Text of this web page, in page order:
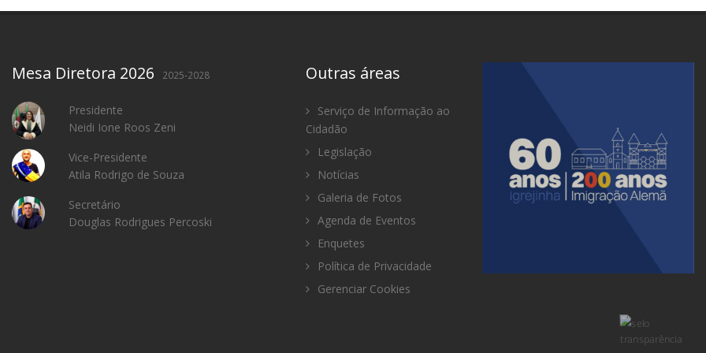
Mesa Diretora 2026 2025-2028
Presidente
Neidi Ione Roos Zeni
Vice-Presidente
Atila Rodrigo de Souza
Secretário
Douglas Rodrigues Percoski
Outras áreas
Serviço de Informação ao
Cidadão
Legislação
Notícias
Galeria de Fotos
Agenda de Eventos
Enquetes
Política de Privacidade
Gerenciar Cookies